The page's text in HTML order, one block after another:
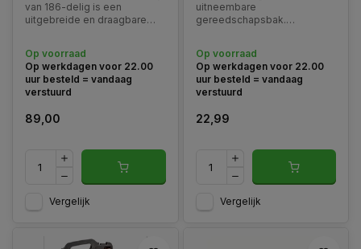
van 186-delig is een
uitgebreide en draagbare
zelvers die op zoek zijn naar
een alles-in-één-oplossing.
Op voorraad
Op werkdagen voor 22.00
uur besteld = vandaag
verstuurd
89,00
Vergelijk
uitneembare
gereedschapsbak.
ontwerp. Deksel met
organizers
Op voorraad
Op werkdagen voor 22.00
uur besteld = vandaag
verstuurd
22,99
Vergelijk